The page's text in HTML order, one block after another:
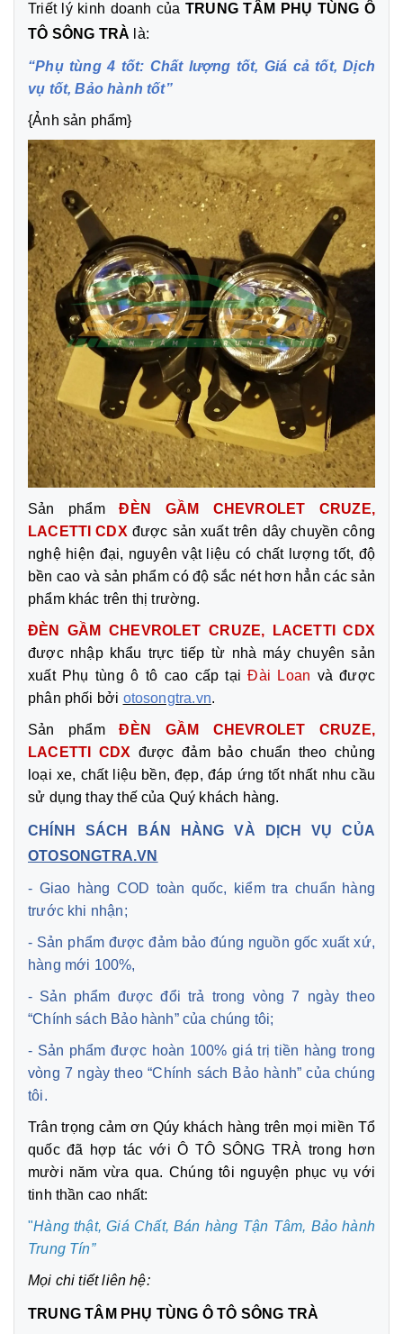
Triết lý kinh doanh củaTRUNG TÂM PHỤ TÙNG Ô
TÔ SÔNG TRÀ là:
“Phụ tùng 4 tốt: Chất lượng tốt, Giá cả tốt, Dịch
vụ tốt, Bảo hành tốt”
{Ảnh sản phẩm}
Sản phẩmĐÈN GẦM CHEVROLET CRUZE,
LACETTI CDX được sản xuất trên dây chuyền công
nghệ hiện đại, nguyên vật liệu có chất lượng tốt, độ
bền cao và sản phẩm có độ sắc nét hơn hẳn các sản
phẩm khác trên thị trường.
ĐÈN GẦM CHEVROLET CRUZE, LACETTI CDX
được nhập khẩu trực tiếp từ nhà máy chuyên sản
xuất Phụ tùng ô tô cao cấp tạiĐài Loan và được
phân phối bởi otosongtra.vn.
Sản phẩmĐÈN GẦM CHEVROLET CRUZE,
LACETTI CDX được đảm bảo chuẩn theo chủng
loại xe, chất liệu bền, đẹp, đáp ứng tốt nhất nhu cầu
sử dụng thay thế của Quý khách hàng.
CHÍNH SÁCH BÁN HÀNG VÀ DỊCH VỤ CỦA
OTOSONGTRA.VN
- Giao hàng COD toàn quốc, kiểm tra chuẩn hàng
trước khi nhận;
- Sản phẩm được đảm bảo đúng nguồn gốc xuất xứ,
hàng mới 100%,
- Sản phẩm được đổi trả trong vòng 7 ngày theo
“Chính sách Bảo hành” của chúng tôi;
- Sản phẩm được hoàn 100% giá trị tiền hàng trong
vòng 7 ngày theo “Chính sách Bảo hành” của chúng
tôi.
Trân trọng cảm ơn Qúy khách hàng trên mọi miền Tổ
quốc đã hợp tác với Ô TÔ SÔNG TRÀ trong hơn
mười năm vừa qua. Chúng tôi nguyện phục vụ với
tinh thần cao nhất:
"Hàng thật, Giá Chất, Bán hàng Tận Tâm, Bảo hành
Trung Tín”
Mọi chi tiết liên hệ:
TRUNG TÂM PHỤ TÙNG Ô TÔ SÔNG TRÀ